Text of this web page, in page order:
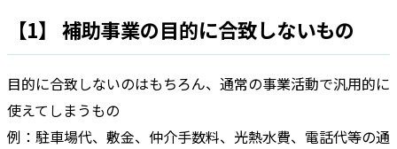
【1】 補助事業の目的に合致しないもの
目的に合致しないのはもちろん、通常の事業活動で汎用的に
使えてしまうもの
例：駐車場代、敷金、仲介手数料、光熱水費、電話代等の通